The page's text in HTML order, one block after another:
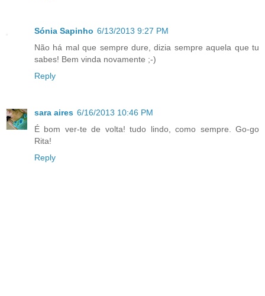
Sónia Sapinho 6/13/2013 9:27 PM
Não há mal que sempre dure, dizia sempre aquela que tu
sabes! Bem vinda novamente ;-)
Reply
sara aires 6/16/2013 10:46 PM
É bom ver-te de volta! tudo lindo, como sempre. Go-go
Rita!
Reply